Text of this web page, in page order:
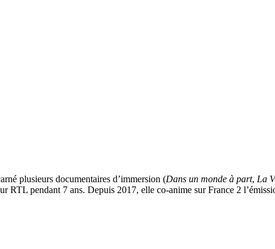
plusieurs documentaires d’immersion (Dans un monde à part, La
RTL pendant 7 ans. Depuis 2017, elle co-anime sur France 2